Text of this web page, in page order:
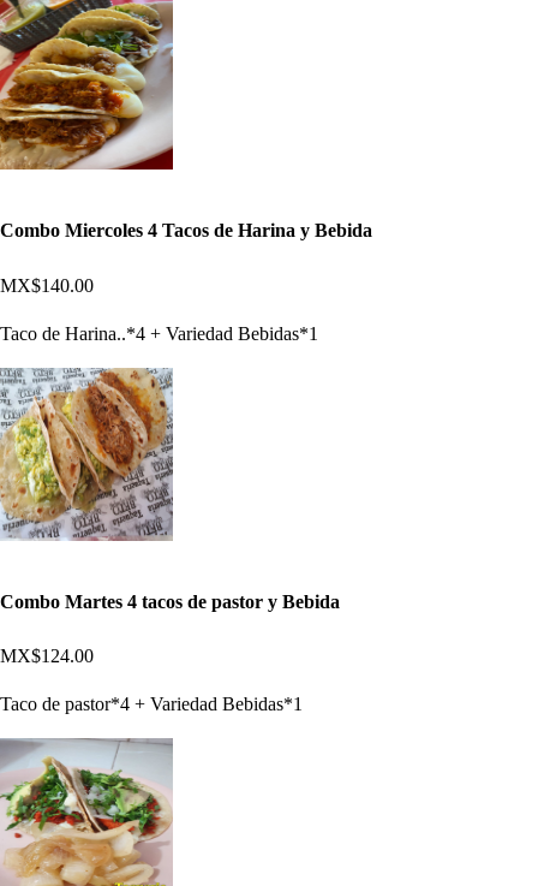
Combo Miercoles 4 Tacos de Harina y Bebida
MX$140.00
Taco de Harina..*4 + Variedad Bebidas*1
Combo Martes 4 tacos de pastor y Bebida
MX$124.00
Taco de pastor*4 + Variedad Bebidas*1